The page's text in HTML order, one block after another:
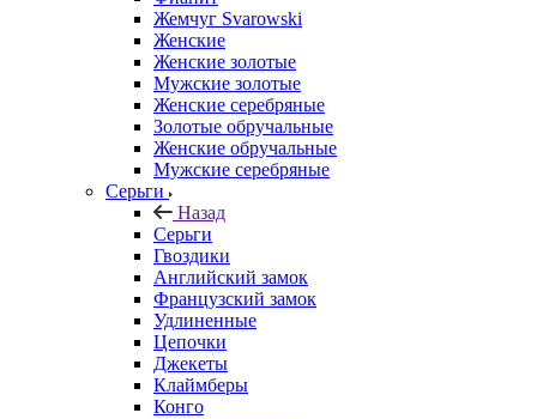
Жемчуг Svarowski
Женские
Женские золотые
Мужские золотые
Женские серебряные
Золотые обручальные
Женские обручальные
Мужские серебряные
Серьги
Назад
Серьги
Гвоздики
Английский замок
Французский замок
Удлиненные
Цепочки
Джекеты
Клаймберы
Конго